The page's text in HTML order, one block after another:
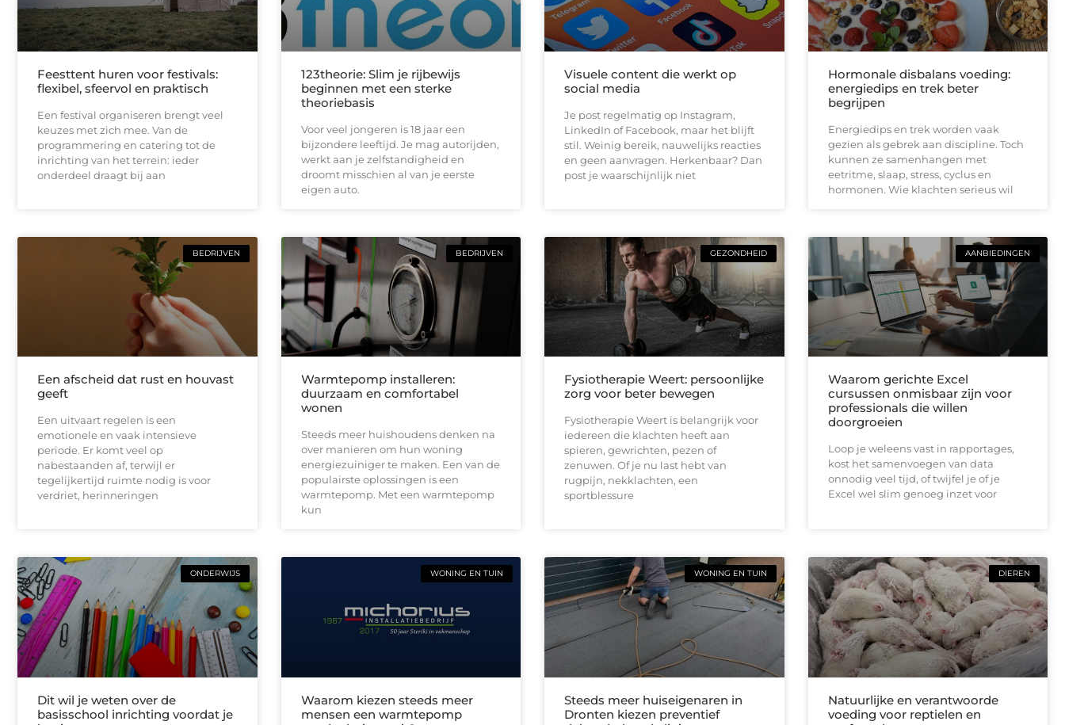
Feesttent huren voor festivals:
flexibel, sfeervol en praktisch
Een festival organiseren brengt veel
keuzes met zich mee. Van de
programmering en catering tot de
inrichting van het terrein: ieder
onderdeel draagt bij aan
123theorie: Slim je rijbewijs
beginnen met een sterke
theoriebasis
Voor veel jongeren is 18 jaar een
bijzondere leeftijd. Je mag autorijden,
werkt aan je zelfstandigheid en
droomt misschien al van je eerste
eigen auto.
Visuele content die werkt op
social media
Je post regelmatig op Instagram,
LinkedIn of Facebook, maar het blijft
stil. Weinig bereik, nauwelijks reacties
en geen aanvragen. Herkenbaar? Dan
post je waarschijnlijk niet
Hormonale disbalans voeding:
energiedips en trek beter
begrijpen
Energiedips en trek worden vaak
gezien als gebrek aan discipline. Toch
kunnen ze samenhangen met
eetritme, slaap, stress, cyclus en
hormonen. Wie klachten serieus wil
BEDRIJVEN
Een afscheid dat rust en houvast
geeft
Een uitvaart regelen is een
emotionele en vaak intensieve
periode. Er komt veel op
nabestaanden af, terwijl er
tegelijkertijd ruimte nodig is voor
verdriet, herinneringen
BEDRIJVEN
Warmtepomp installeren:
duurzaam en comfortabel
wonen
Steeds meer huishoudens denken na
over manieren om hun woning
energiezuiniger te maken. Een van de
populairste oplossingen is een
warmtepomp. Met een warmtepomp
kun
GEZONDHEID
Fysiotherapie Weert: persoonlijke
zorg voor beter bewegen
Fysiotherapie Weert is belangrijk voor
iedereen die klachten heeft aan
spieren, gewrichten, pezen of
zenuwen. Of je nu last hebt van
rugpijn, nekklachten, een
sportblessure
AANBIEDINGEN
Waarom gerichte Excel
cursussen onmisbaar zijn voor
professionals die willen
doorgroeien
Loop je weleens vast in rapportages,
kost het samenvoegen van data
onnodig veel tijd, of twijfel je of je
Excel wel slim genoeg inzet voor
ONDERWIJS
Dit wil je weten over de
basisschool inrichting voordat je
WONING EN TUIN
Waarom kiezen steeds meer
mensen een warmtepomp
WONING EN TUIN
Steeds meer huiseigenaren in
Dronten kiezen preventief
DIEREN
Natuurlijke en verantwoorde
voeding voor reptielen en